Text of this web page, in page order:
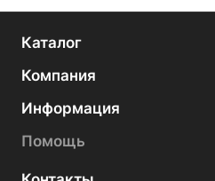
Каталог
Компания
Информация
Помощь